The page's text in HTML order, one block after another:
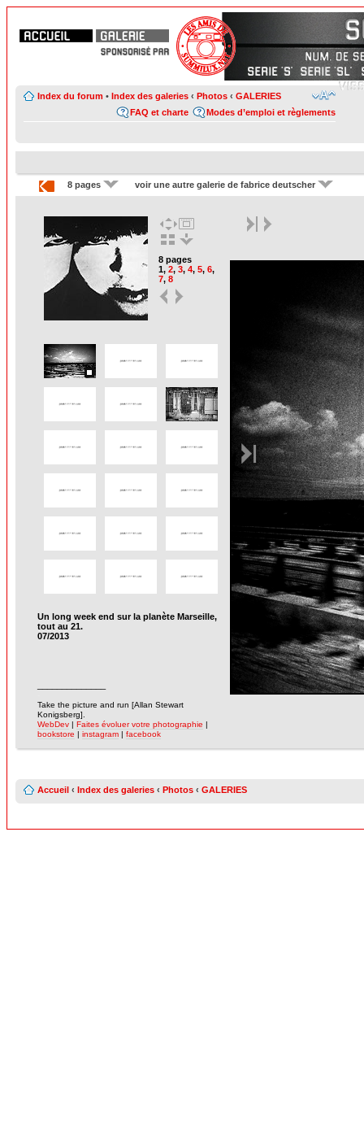
Index du forum • Index des galeries ‹ Photos ‹ GALERIES
Modes d’emploi et règlements
FAQ et charte
8 pages voir une autre galerie de fabrice deutscher
8 pages
1, 2, 3, 4, 5, 6,
7, 8
Un long week end sur la planète Marseille,
tout au 21.
07/2013
Take the picture and run [Allan Stewart
Konigsberg].
WebDev | Faites évoluer votre photographie |
bookstore | instagram | facebook
Accueil ‹ Index des galeries ‹ Photos ‹ GALERIES